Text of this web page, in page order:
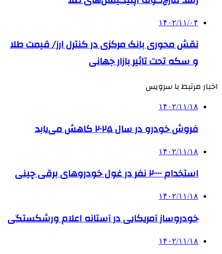
۱۴۰۲/۱۱/۰۴
نقش محوری بانک مرکزی در کنترل ارز/ قیمت طلا
و سکه تحت تاثیر بازار جهانی
اخبار مرتبط با سرویس
۱۴۰۲/۱۱/۱۸
فروش خودرو در سال ۲۰۲۵ کاهش می‌یابد
۱۴۰۲/۱۱/۱۸
استخدام ۲۰۰۰۰ نفر در غول خودروهای برقی چینی
۱۴۰۲/۱۱/۱۸
خودروساز آمریکایی در آستانه اعلام ورشکستگی
۱۴۰۲/۱۱/۱۸